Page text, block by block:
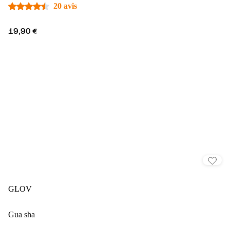
20 avis
19,90 €
GLOV
Gua sha